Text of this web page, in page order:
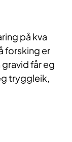
på kva
forsking er
får eg
tryggleik,